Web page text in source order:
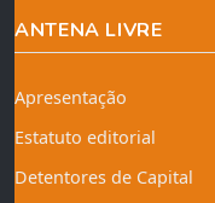
ANTENA LIVRE
Apresentação
Estatuto editorial
Detentores de Capital